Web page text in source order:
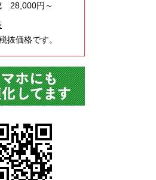
28,000円～
抜価格です。